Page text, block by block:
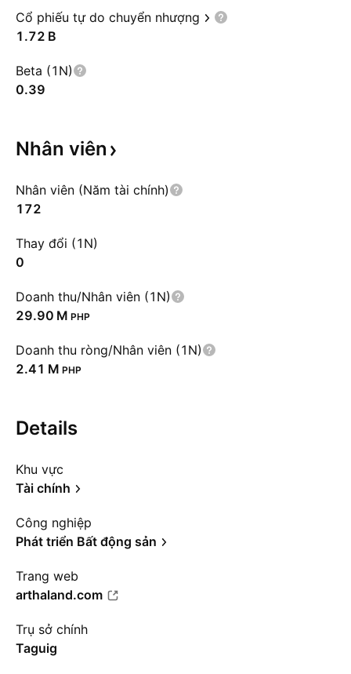
Cổ phiếu tự do chuyển nhượng
‪1.72 B‬
Beta (1N)
0.39
Nhân viên
Nhân viên (Năm tài chính)
172
Thay đổi (1N)
0
Doanh thu/Nhân viên (1N)
‪29.90 M‬ PHP
Doanh thu ròng/Nhân viên (1N)
‪2.41 M‬ PHP
Details
Khu vực
Tài chính
Công nghiệp
Phát triển Bất động sản
Trang web
arthaland.com
Trụ sở chính
Taguig